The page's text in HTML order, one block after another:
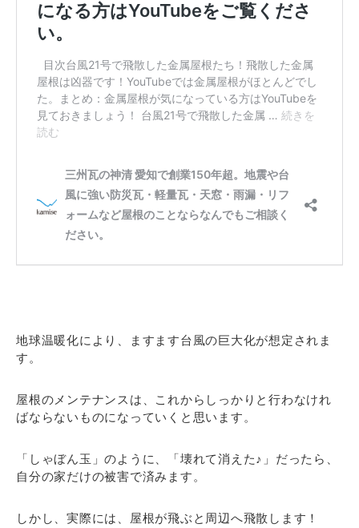
地球温暖化により、ますます台風の巨大化が想定されま
す。
屋根のメンテナンスは、これからしっかりと行わなけれ
ばならないものになっていくと思います。
「しゃぼん玉」のように、「壊れて消えた♪」だったら、
自分の家だけの被害で済みます。
しかし、実際には、屋根が飛ぶと周辺へ飛散します！